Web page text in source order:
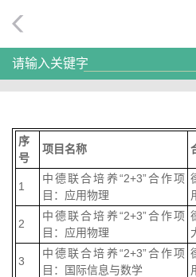
请输入关键字
序
号
项目名称
1
中德联合培养“2+3”合作项
目：应用物理
2
中德联合培养“2+3”合作项
目：应用物理
3
中德联合培养“2+3”合作项
目：国际信息与数学